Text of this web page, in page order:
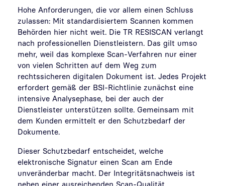
Hohe Anforderungen, die vor allem einen Schluss
zulassen: Mit standardisiertem Scannen kommen
Behörden hier nicht weit. Die TR RESISCAN verlangt
nach professionellen Dienstleistern. Das gilt umso
mehr, weil das komplexe Scan-Verfahren nur einer
von vielen Schritten auf dem Weg zum
rechtssicheren digitalen Dokument ist. Jedes Projekt
erfordert gemäß der BSI-Richtlinie zunächst eine
intensive Analysephase, bei der auch der
Dienstleister unterstützen sollte. Gemeinsam mit
dem Kunden ermittelt er den Schutzbedarf der
Dokumente.
Dieser Schutzbedarf entscheidet, welche
elektronische Signatur einen Scan am Ende
unveränderbar macht. Der Integritätsnachweis ist
neben einer ausreichenden Scan-Qualität